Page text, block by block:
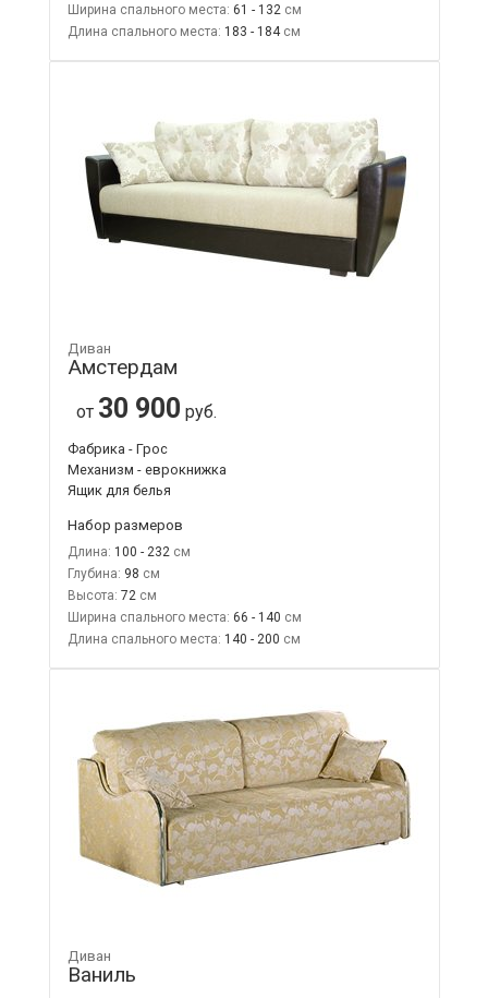
Ширина спального места: 61 - 132
Длина спального места: 183 - 184
Диван
Амстердам
от 30 900 руб.
Фабрика - Грос
Механизм - еврокнижка
Ящик для белья
Набор размеров
Длина: 100 - 232
Глубина: 98
Высота: 72
Ширина спального места: 66 - 140
Длина спального места: 140 - 200
Диван
Ваниль